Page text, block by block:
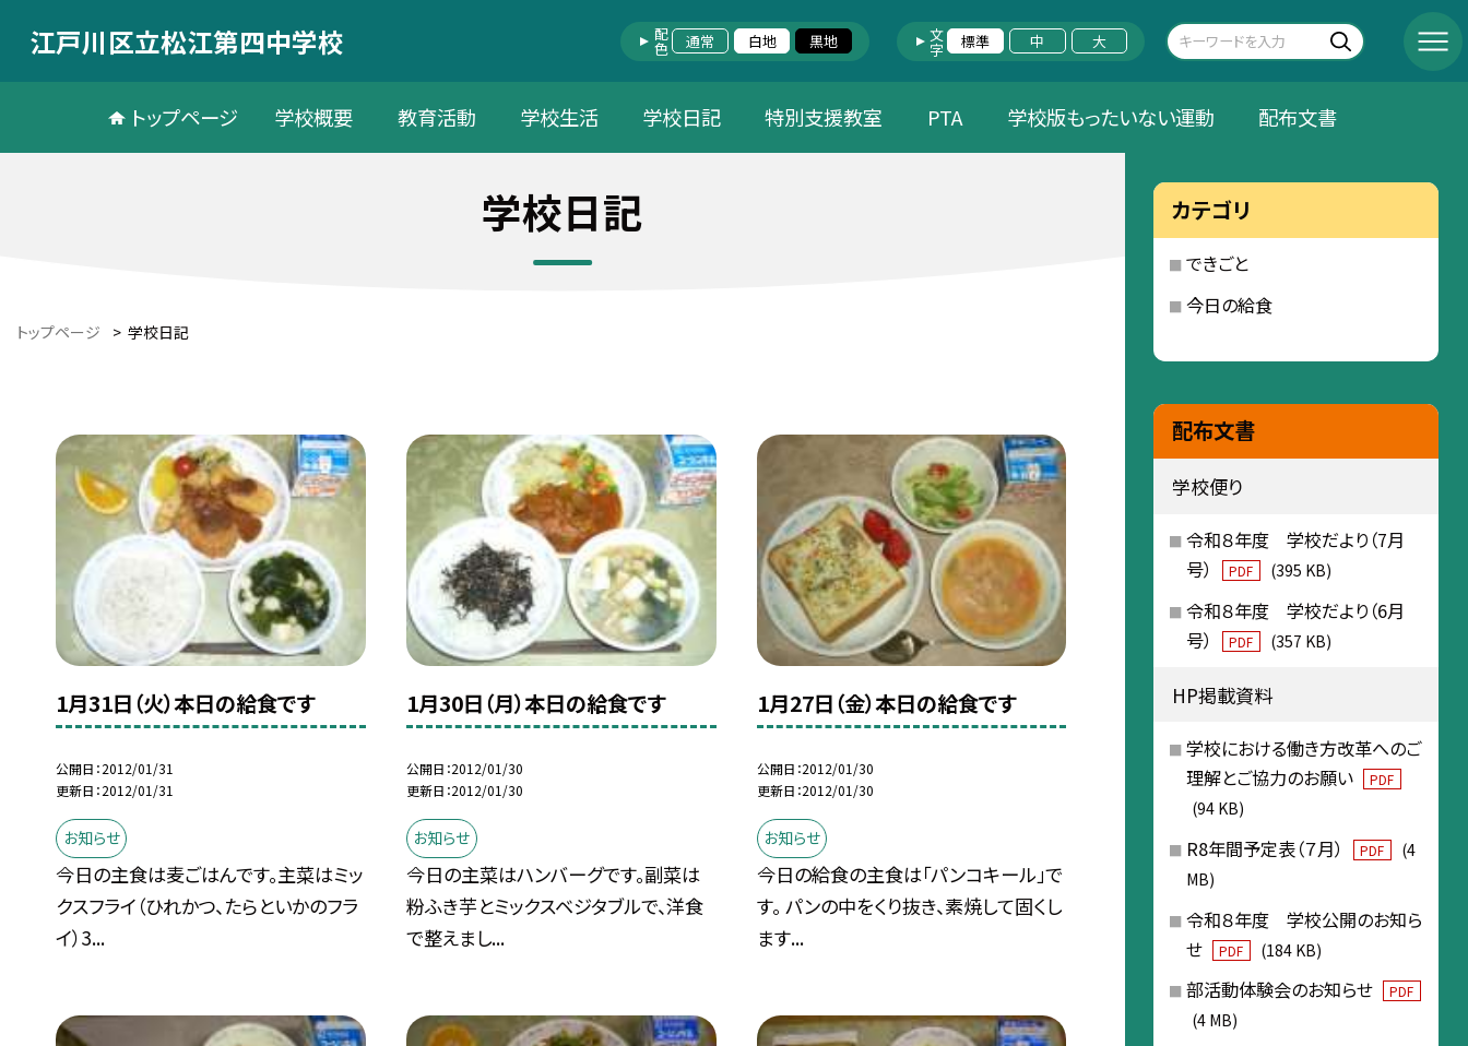
江戸川区立松江第四中学校 配色 通常 白地 黒地 文字 標準 中 大
トップページ 学校概要 教育活動 学校生活 学校日記 特別支援教室 PTA 学校版もったいない運動 配布文書
学校日記
トップページ > 学校日記
1月31日（火）本日の給食です
公開日 2012/01/31
更新日 2012/01/31
お知らせ
今日の主食は麦ごはんです。主菜はミッ
クスフライ（ひれかつ、たらといかのフラ
イ）3...
1月30日（月）本日の給食です
公開日 2012/01/30
更新日 2012/01/30
お知らせ
今日の主菜はハンバーグです。副菜は
粉ふき芋とミックスベジタブルで、洋食
で整えまし...
1月27日（金）本日の給食です
公開日 2012/01/30
更新日 2012/01/30
お知らせ
今日の給食の主食は「パンコキール」で
す。 パンの中をくり抜き、素焼して固くし
ます...
カテゴリ
できごと
今日の給食
配布文書
学校便り
令和８年度 学校だより（7月
号）
PDF (395 KB)
令和８年度 学校だより（6月
号）
PDF (357 KB)
HP掲載資料
学校における働き方改革へのご
理解とご協力のお願い
PDF
(94 KB)
R8年間予定表（７月） PDF
(4
MB)
令和８年度 学校公開のお知ら
せ
PDF (184 KB)
部活動体験会のお知らせ PDF
(4 MB)